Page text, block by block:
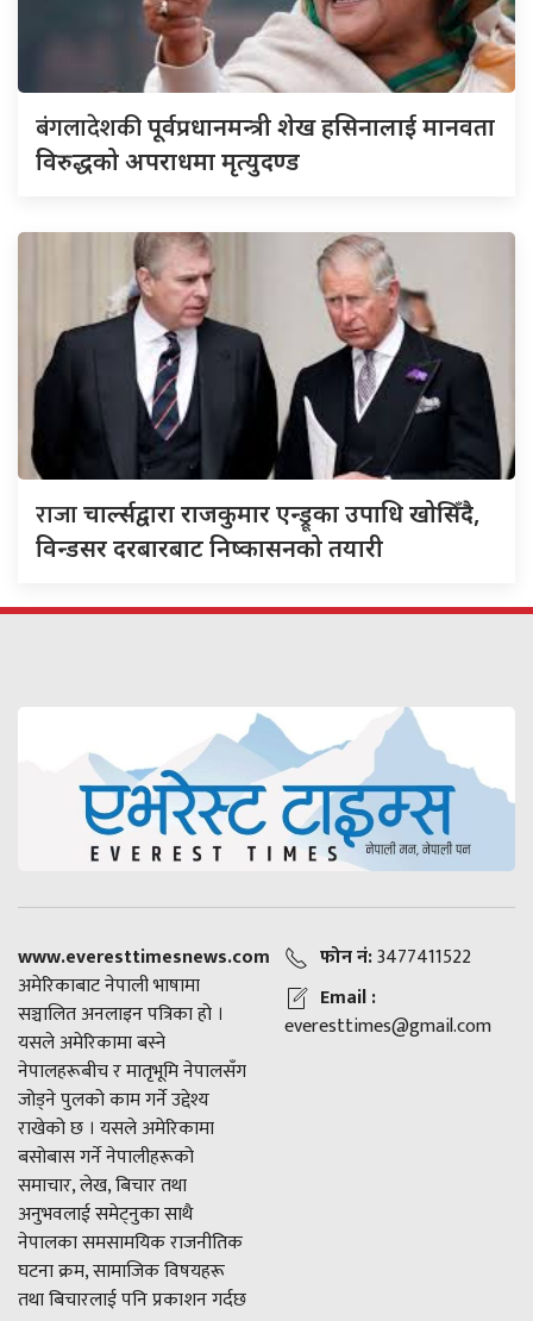
बंगलादेशकीपूर्वप्रधानमन्त्री शेख हसिनालाई मानवता
विरुद्धको अपराधमा मृत्युदण्ड
राजाचार्ल्सद्वारा राजकुमार एन्ड्रूका उपाधि खोसिँदै,
विन्डसर दरबारबाट निष्कासनको तयारी
www.everesttimesnews.com
अमेरिकाबाट नेपाली भाषामा
सञ्चालित अनलाइन पत्रिका हो ।
यसले अमेरिकामा बस्ने
नेपालहरूबीच र मातृभूमि नेपालसँग
जोड्ने पुलको काम गर्ने उद्देश्य
राखेको छ । यसले अमेरिकामा
बसोबास गर्ने नेपालीहरूको
समाचार, लेख, बिचार तथा
अनुभवलाई समेट्नुका साथै
नेपालका समसामयिक राजनीतिक
घटना क्रम, सामाजिक विषयहरू
तथा बिचारलाई पनि प्रकाशन गर्दछ
फोन नं:3477411522
Email :
everesttimes@gmail.com